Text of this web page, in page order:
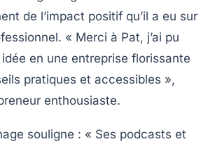
de l’impact positif qu’il a eu sur
« Merci à Pat, j’ai pu
en une entreprise florissante
pratiques et accessibles »,
enthousiaste.
souligne : « Ses podcasts et